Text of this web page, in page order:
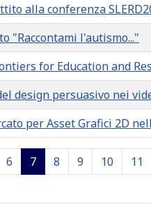
alla conferenza
"Raccontami l'autismo..."
for Education and
design persuasivo nei
per Asset Grafici 2D
6 7 8 9 10 11